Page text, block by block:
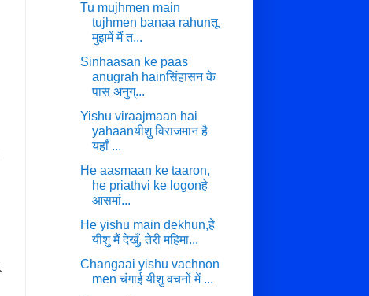
Tu mujhmen main
tujhmen banaa rahunतू
मुझमें मैं त...
Sinhaasan ke paas
anugrah hainसिंहासन के
पास अनुग्...
Yishu viraajmaan hai
yahaanयीशु विराजमान है
यहाँ ...
He aasmaan ke taaron,
he priathvi ke logonहे
आसमां...
He yishu main dekhun,हे
यीशु मैं देखुँ, तेरी महिमा...
Changaai yishu vachnon
men चंगाई यीशु वचनों में ...